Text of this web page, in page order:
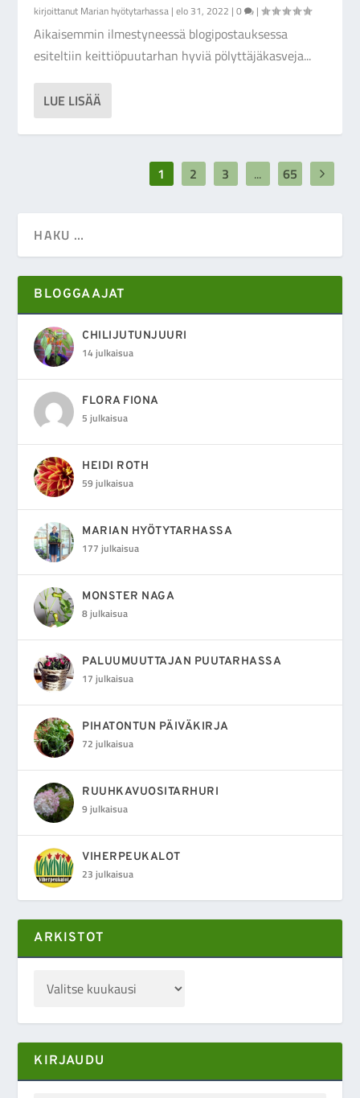
kirjoittanut Marian hyötytarhassa |elo 31, 2022 |0 |
Aikaisemmin ilmestyneessä blogipostauksessa
esiteltiin keittiöpuutarhan hyviä pölyttäjäkasveja...
LUE LISÄÄ
1 2 3 ... 65
BLOGGAAJAT
CHILIJUTUNJUURI
14 julkaisua
FLORA FIONA
5 julkaisua
HEIDI ROTH
59 julkaisua
MARIAN HYÖTYTARHASSA
177 julkaisua
MONSTER NAGA
8 julkaisua
PALUUMUUTTAJAN PUUTARHASSA
17 julkaisua
PIHATONTUN PÄIVÄKIRJA
72 julkaisua
RUUHKAVUOSITARHURI
9 julkaisua
VIHERPEUKALOT
23 julkaisua
ARKISTOT
KIRJAUDU